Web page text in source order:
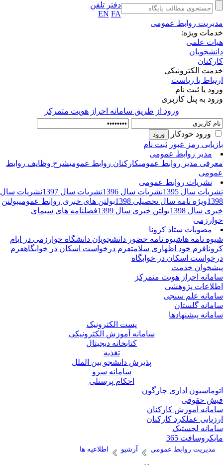
دفتر تلفن
EN FA
روابط عمومی
ویژه:
علمی
الکترونیکی
با ریاست
یا ثبت نام
به پنل کاربری
ورود از طريق سامانه احراز هويت متمركز
ورود خودکار
رمز عبور ثبت نام
مدیر روابط عمومی
مدیر روابط عمومیکارکنان روابط عمومیشرح وظایف روابط
نشریات روابط عمومی
سال 1395
نشریات سال 1396 نشریات سال 1397
نشریات سال
ویژه نامه سال تحصیلی 1398 بولتن های خبری روابط عمومیبولتن
سال 1398
بولتن خبری سال 1399
فصلنامه های سیمای
مصوبات ستاد کرونا
نامه هاشیوه نامه حضور دانشجویان دانشگاه خوارزمی در ایام
فرم خود اظهاری سلامتفرم درخواست اسکان در خوابگاهفرم
اسکان در خوابگاه
خدمت
احراز هویت متمرکز
پژوهشی
علم سنجی
گلستان
پیشنهادها
پست الکترونیک
سامانه آموزش الکترونیکی
کتابخانه دیجیتال
تغذیه
پذیرش دانشجو بین الملل
سامانه سرو
احکام پرسنلی
اداری چارگون
حقوقی
آموزش کارکنان
عملکرد کارکنان
لجستیک
365
مدیریت روابط عمومی آرشیو اطلاعیه ها